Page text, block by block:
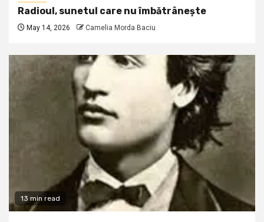
Radioul, sunetul care nu îmbătrânește
May 14, 2026 Camelia Morda Baciu
13 min read